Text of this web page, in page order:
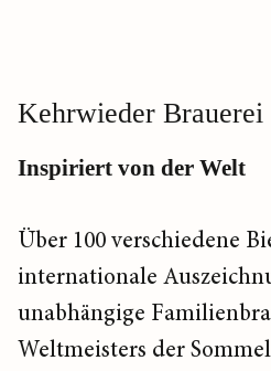
Kehrwieder Brauerei
Inspiriert von der Welt
Über 100 verschiedene
internationale
unabhängige
Weltmeisters der